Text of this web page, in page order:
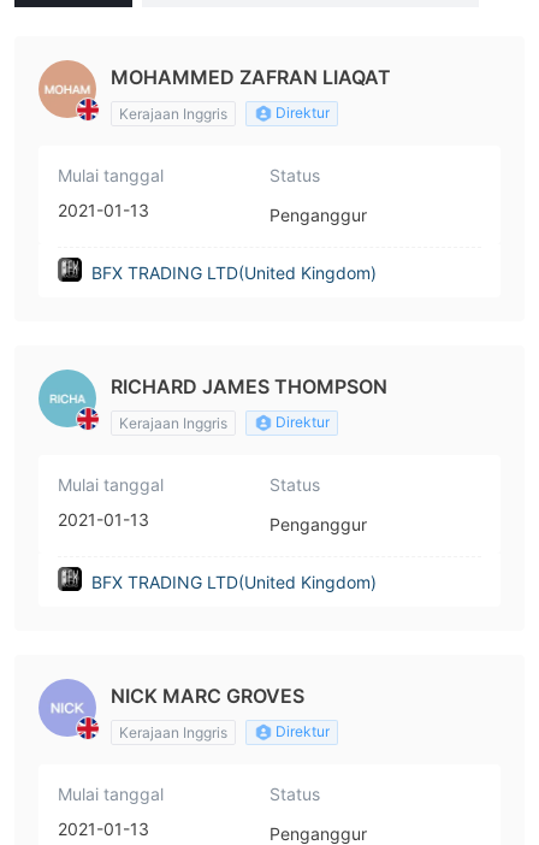
MOHAMMED ZAFRAN LIAQAT
Kerajaan Inggris Direktur
Mulai tanggal
2021-01-13
Status
Penganggur
BFX TRADING LTD(United Kingdom)
RICHARD JAMES THOMPSON
Kerajaan Inggris Direktur
Mulai tanggal
2021-01-13
Status
Penganggur
BFX TRADING LTD(United Kingdom)
NICK MARC GROVES
Kerajaan Inggris Direktur
Mulai tanggal
2021-01-13
Status
Penganggur